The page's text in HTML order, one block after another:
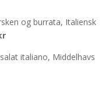
og burrata, Italiensk
italiano, Middelhavs